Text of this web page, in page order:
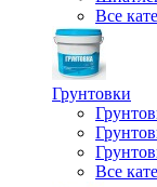
Все
Грунтовки
Все